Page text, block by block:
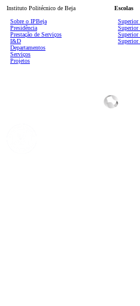
Instituto Politécnico de Beja
Sobre o IPBeja
Presidência
Prestação de Serviços
I&D
Departamentos
Serviços
Projetos
Escolas
Superior
Superior
Superior
Superior